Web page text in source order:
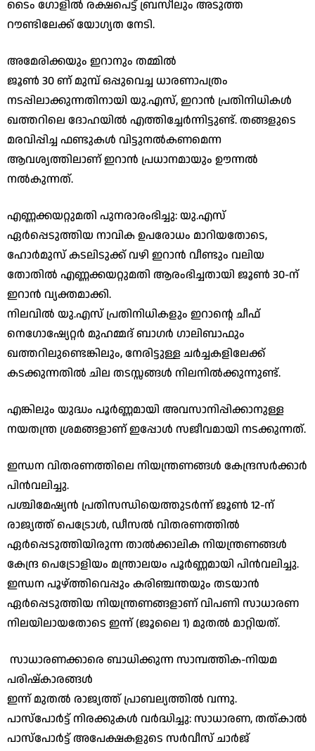
ടൈം ഗോളിൽ രക്ഷപെട്ട് ബ്രസീലും അടുത്ത
റൗണ്ടിലേക്ക് യോഗ്യത നേടി.
അമേരിക്കയും ഇറാനും തമ്മിൽ
​ജൂൺ 30 ണ് മുമ്പ് ഒപ്പുവെച്ച ധാരണാപത്രം
നടപ്പിലാക്കുന്നതിനായി യു.എസ്, ഇറാൻ പ്രതിനിധികൾ
ഖത്തറിലെ ദോഹയിൽ എത്തിച്ചേർന്നിട്ടുണ്ട്. തങ്ങളുടെ
മരവിപ്പിച്ച ഫണ്ടുകൾ വിട്ടുനൽകണമെന്ന
ആവശ്യത്തിലാണ് ഇറാൻ പ്രധാനമായും ഊന്നൽ
നൽകുന്നത്.
​എണ്ണക്കയറ്റുമതി പുനരാരംഭിച്ചു: യു.എസ്
ഏർപ്പെടുത്തിയ നാവിക ഉപരോധം മാറിയതോടെ,
ഹോർമുസ് കടലിടുക്ക് വഴി ഇറാൻ വീണ്ടും വലിയ
തോതിൽ എണ്ണക്കയറ്റുമതി ആരംഭിച്ചതായി ജൂൺ 30-ന്
ഇറാൻ വ്യക്തമാക്കി.
​നിലവിൽ യു.എസ് പ്രതിനിധികളും ഇറാന്റെ ചീഫ്
നെഗോഷ്യേറ്റർ മുഹമ്മദ് ബാഗർ ഗാലിബാഫും
ഖത്തറിലുണ്ടെങ്കിലും, നേരിട്ടുള്ള ചർച്ചകളിലേക്ക്
കടക്കുന്നതിൽ ചില തടസ്സങ്ങൾ നിലനിൽക്കുന്നുണ്ട്.
എങ്കിലും യുദ്ധം പൂർണ്ണമായി അവസാനിപ്പിക്കാനുള്ള
നയതന്ത്ര ശ്രമങ്ങളാണ് ഇപ്പോൾ സജീവമായി നടക്കുന്നത്.
ഇന്ധന വിതരണത്തിലെ നിയന്ത്രണങ്ങൾ കേന്ദ്രസർക്കാർ
പിൻവലിച്ചു.
​പശ്ചിമേഷ്യൻ പ്രതിസന്ധിയെത്തുടർന്ന് ജൂൺ 12-ന്
രാജ്യത്ത് പെട്രോൾ, ഡീസൽ വിതരണത്തിൽ
ഏർപ്പെടുത്തിയിരുന്ന താൽക്കാലിക നിയന്ത്രണങ്ങൾ
കേന്ദ്ര പെട്രോളിയം മന്ത്രാലയം പൂർണ്ണമായി പിൻവലിച്ചു.
ഇന്ധന പൂഴ്ത്തിവെപ്പും കരിഞ്ചന്തയും തടയാൻ
ഏർപ്പെടുത്തിയ നിയന്ത്രണങ്ങളാണ് വിപണി സാധാരണ
നിലയിലായതോടെ ഇന്ന് (ജൂലൈ 1) മുതൽ മാറ്റിയത്.
​ സാധാരണക്കാരെ ബാധിക്കുന്ന സാമ്പത്തിക-നിയമ
പരിഷ്കാരങ്ങൾ
​ഇന്ന് മുതൽ രാജ്യത്ത് പ്രാബല്യത്തിൽ വന്നു.
​പാസ്‌പോർട്ട് നിരക്കുകൾ വർദ്ധിച്ചു: സാധാരണ, തത്കാൽ
പാസ്‌പോർട്ട് അപേക്ഷകളുടെ സർവീസ് ചാർജ്